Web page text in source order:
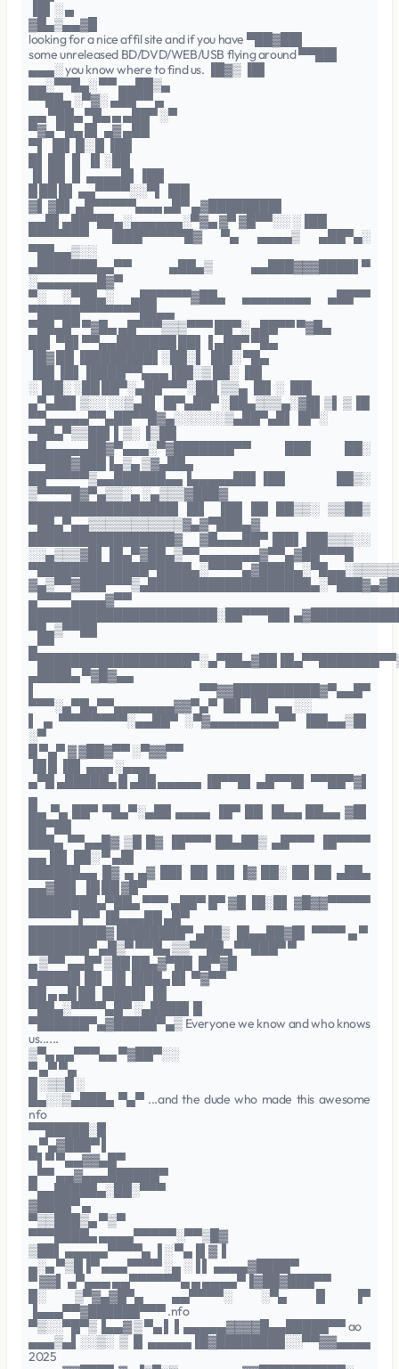
▐█▌░ ▄
▓█▄▒▄▄▓█
looking for a nice affil site and if you have ▀██▓██▌
some unreleased BD/DVD/WEB/USB flying around ▀▀██▌
▄▄▄░ you know where to find us. ▐█▓▒ ▐█▌
▄▄░▀▀█▄░ ▀▀ ▄▄██▒▄
▀▀██▄ ░▀▓░ ▄██▀▀ ▄
▄▄ ▀██▄ ▀█▄ ▄ ▄██▀ ░▀
▀▓▄ ▀█▄ █▌ ▄▓ ▄██
▀▌ ▐█▌ █░ █ ▐██
█▌ ██ ▐▌ ▐▌░██
▐▌ ██ ▐▌ ▄▄▄▄█▌▐██
█ ██ █▌ ▄▄▀▀▀▀░░▀▌▐██
▓▌ ▓█▌ ▄█▀▀▀▀▀▄▄▄ ▄█▀ ▄▓████████▌
▄▄█▌▄██▀██▄░▄▄▄▄▄▄░▀▓▄ ▓▀ ▓█▀▀░░ ░▐██
▀▀▀▀▀▀▀ ▐███▀▀▀▀▀█▓ ▀▄ ▄▄▄▄▒ ▄██▀▄░
▀██▄▄▒░░
▄███████▄▄▀▀ ▄██▄▒ ▄▄███▓▓▓████▌▀
░▄▄▄▄▄▄▄█▓▀
▀░ ░▀██▄░ ▄██▀▀▀▀▓██▄ ▄▄▄▄▄▄▄▄ ▄██▀▀
▀█████▀▀▀▀▀▀▀██▄▄
▀██▄█▀ ▀▓█▄ ▄█▀▀▀▒▒▒▀▀▀ ██▀░ ▄██▀▀ ▀▓█▄
██▌ ▀█▌▀▀▄▄███████ ██▌▐ ▄██▀ ▀█▄
▐█▓ ██ ▐████████▌░██░▌ ▐██░ ▀█▄
▐██ ▐█▌▐████▀▀▄▄▄▐██░▒ ██░ ▐█▌
░▐██░ ░██ ██▀░▄██▀▀▀░██▌▒▒▄ ▐█▌░ ▐██
▄▀▄██▌▒░░ ░░▒▄█▌▐█▀▄██▀ ░██▄▒▒▒▄░▓█▌▒▌ ▒▐█
▀▀▄▄▄▄▄▀▀▄██▀▀█▓▄░░░░░░▒▄██▀▄█▌▐█▀░
▀██▄▀▒▒██▌▌▒░ ▐▒██
██▄▄▄▄▄██▓▀▄▄▄░▀▓███████▀▀ ███ ██░
▀▀███▓███▐▄▒▄ ▒▓▄██▄
██▀▀▀▀▀▒▄▄██████▄▄▐▄▄▄▄▄██▌▐██ ██▒░
▒▀▀▀▀█▓▀▄▒▒░▄ ░▄▒▒▒▓███▓
█████████████████▌▐█▌ ▐██ ██ ██▒▒░ ▒▒██▒
▀██▄▀▄▄▒▒▒▒▒▒▒▒▒▒▒▓▄▓▀███▄▓
█████████████████▓ ▓█▄▄▄██▀▐██▌▐██▒▒▒░░
░░▄▒▒▒▓█▌▐█▄▀▓██▄▒▀▀▄▄▄▄▄▄▄▓▀▀▄▓██▀▀▀█
▄▀▀▀▀▄▄▄▄▓▀▀
▀█▄▒▀▀██
▄▀▀
▄████▄ ▀▓█▓▄▄
▌ ▀▀▓▓██████████▓▀▄▄█▀
▀▀▀░▄▀█▄▀▀▄▄▄▄▄▄▄▓▓▀▄▀ ▐█▌ ▐█▌ ▄▄ ░░
▌ ▄ ▀▀▀▀▀▀▀▀░▄▄██▀ ░▀▓▄▄▄▄▄▄▄▄▀▀ ▐██▄▄▒█▌
░▀
█ ▀▄▀ ▓ ▓██▓▀▀ ░▀▓▓▀▀
▐█ █ ▐█▌ ▄▄▄ ░▄▄▄
▄▀█ ▄█████▄ █ ▄██ ▄▄▄▄▄ ▐█▀▀█▌ ▄█▀▀█▌ ▀▀██▀▓▌
▄
█▄ ▀▄ ██▀ ▀█▄▀░▄██ ▄▄▄▄ ▐█▀ ██ ▐█▄▄ ██▄▄ ▓█▌
██▀██
███▄ ▀▀▄▄█▓ ▒█ █▓ ▐█▀▀▀ ██▄██▒ ▄█▀▀▀ ▐█▀▀▀▀
▄▄▐█▌ ██░ ▀ ▄█▌
██████▄▄ █▓ ▄ ▄▓ ██▌▐█▌ ██ ▐▓ ██░ ██ ██ ▄██▄
▄▄▓██▌ ▐█ ██ ▓█▀
████████▄▀██▄ ▀▀▀ ▄██▀ █▀ ▓█ ▐█░█▌ ▓█▓▓▀▀▀▀▀
▀▀▀▀▀ ▐▀▀ ▐█▄▄▄██ ▄█▀
█████████▓ ████████▀ ▄██▒ ▐█▄▄██▓█▌ ▀▀▀▀ ▄ ▀
███████▀ ▄█▒▀ ▀▀█▄ ▒▒▀▀██▄ ▀▀███▀ ▀
▄ ▒▀▀ ▄▄█▀ ▒██ ██▄▓▀██ ▐█▀▓█
▀█████▐█▌ ▐█ ▐███▄ █▌ ▀▓▀▀
██ ▄ ▄█ ██ ▐████▌▐█
▀██▄░▀▀▀▀▄█▀ ░▄████▌█
▀██████▀▄▓█████▀▄▒ Everyone we know and who knows
us......
▒▀▄ ▄▄▀▀▀▄▄ ▀▓██▀░░
▀ ▄▀ ▀▄
█ ░▒▒█ ░
█▄░░▒▄███▄ ▀▄▀ ...and the dude who made this awesome
nfo
▀▀█████░█
▄ ▀▄▓███▀ ▌
▀▌▀ ▀▄▄▓▓▄█▀
▄▀▀ ▄▄▓▄▄▄██████▀
▀▄▄█████▄░██░▀▀▀
▓████▀ ▄
▀▒▒███▒▄ ▀▒▀
▀▀▀████▄ ▄▄▄▄▀▀▀▀▀░▀▀▒█▓
▒██▌ ▄▄▄▄▄▀▀▀▀▄ ▐ ░ ▀▄▐▌▓▐
▄░▄ ▀▒█▐▀ ▄▄▄▀▀▀▀ ░▄ ░▐ ▌ ▄▄▄▄▓████▀
▀ ▓▓▌ ▄▀▄▄▄ ▄▄▀▀▀▀▀▀▄ ▄ ▄▄▄▄▀▐▓██▓███▀▀
█░ ▒▀▓▄▓█▀▄ ▄▄▀▀▀▀░ ░▀▄ █ ▐▀
▐▄▄▄▀▀▓██████▀▀▀ .nfo
▀▒░░▀█▀▒▐▄▄▓ ▒ ▀▄ ▌ ▌▄▄▄▄▄▓▓▓▓█▄▄█████▀▀ ao
▄▄▄▒▄▌░░▒░ ▒ █ ▄▄▄▄▄▐█▓████████░░▀▀▓▓▄▄▄▄
2025